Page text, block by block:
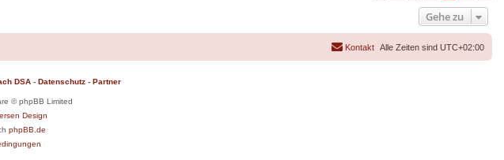
Gehe zu
Alle Zeiten sind UTC+02:00
Kontakt
DSA - Datenschutz - Partner
© phpBB Limited
Design
phpBB.de